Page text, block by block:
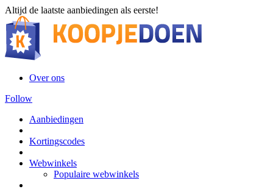
Altijd de laatste aanbiedingen als eerste!
Over ons
Follow
Aanbiedingen
Kortingscodes
Webwinkels
Populaire webwinkels